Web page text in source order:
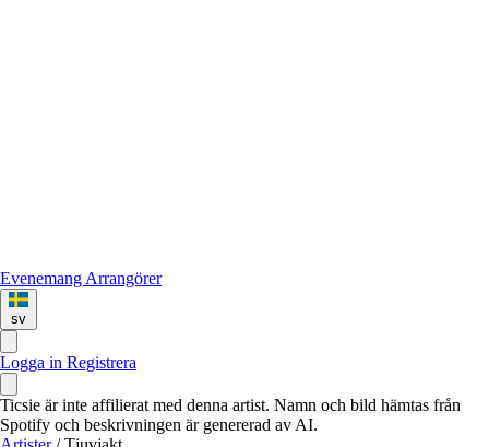
Evenemang Arrangörer
sv
Logga in Registrera
Ticsie är inte affilierat med denna artist. Namn och bild hämtas från
Spotify och beskrivningen är genererad av AI.